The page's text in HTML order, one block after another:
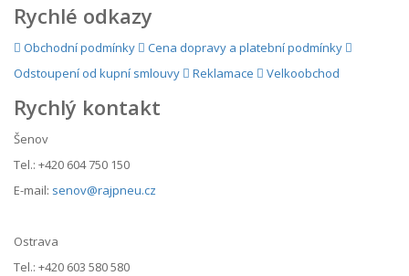
Rychlé odkazy
Obchodní podmínky
Cena dopravy a platební podmínky
Odstoupení od kupní smlouvy
Reklamace Velkoobchod
Rychlý kontakt
Šenov
Tel.: +420 604 750 150
E-mail: senov@rajpneu.cz
Ostrava
Tel.: +420 603 580 580